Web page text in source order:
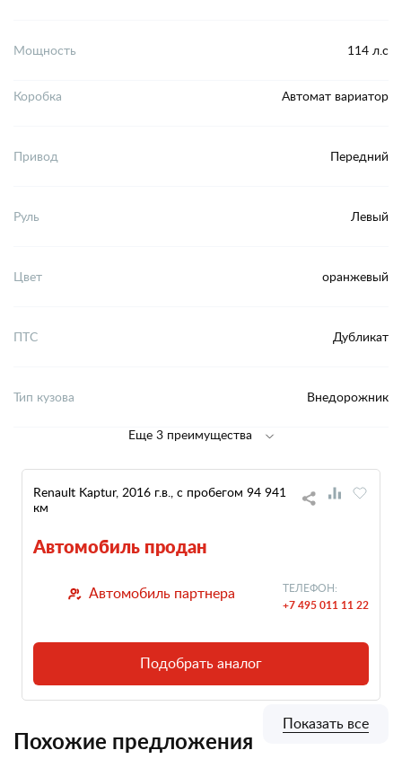
Мощность 114 л.с
Коробка Автомат вариатор
Привод Передний
Руль Левый
Цвет оранжевый
ПТС Дубликат
Тип кузова Внедорожник
Еще 3 преимущества
Renault Kaptur, 2016 г.в., с пробегом 94 941
км
Автомобиль продан
Автомобиль партнера ТЕЛЕФОН:
+7 495 011 11 22
Подобрать аналог
Похожие предложения
Показать все